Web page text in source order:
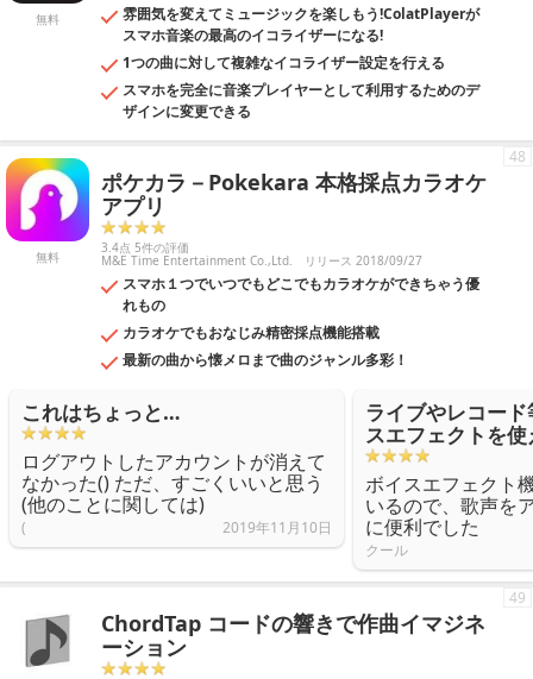
無料
雰囲気を変えてミュージックを楽しもう!ColatPlayerが
スマホ音楽の最高のイコライザーになる!
1つの曲に対して複雑なイコライザー設定を行える
スマホを完全に音楽プレイヤーとして利用するためのデ
ザインに変更できる
無料
ポケカラ－Pokekara 本格採点カラオケ
アプリ
3.4点 5件の評価
M&E Time Entertainment Co.,Ltd. リリース 2018/09/27
スマホ１つでいつでもどこでもカラオケができちゃう優
れもの
カラオケでもおなじみ精密採点機能搭載
最新の曲から懐メロまで曲のジャンル多彩！
48
これはちょっと…
ログアウトしたアカウントが消えて
なかった() ただ、すごくいいと思う
(他のことに関しては)
( 2019年11月10日
ライブやレコー
スエフェクトを
ボイスエフェクト
いるので、歌声を
に便利でした
クール
ChordTap コードの響きで作曲イマジネ
ーション
49